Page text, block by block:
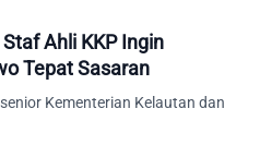
Ahli KKP Ingin
Tepat Sasaran
Kementerian Kelautan dan